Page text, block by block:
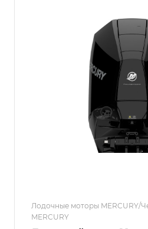
Лодочные моторы MERCURY/
MERCURY